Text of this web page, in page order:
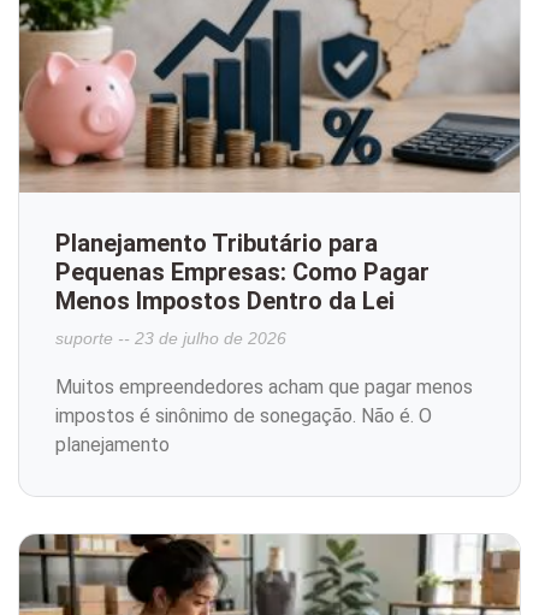
Planejamento Tributário para
Pequenas Empresas: Como Pagar
Menos Impostos Dentro da Lei
suporte 23 de julho de 2026
Muitos empreendedores acham que pagar menos
impostos é sinônimo de sonegação. Não é. O
planejamento